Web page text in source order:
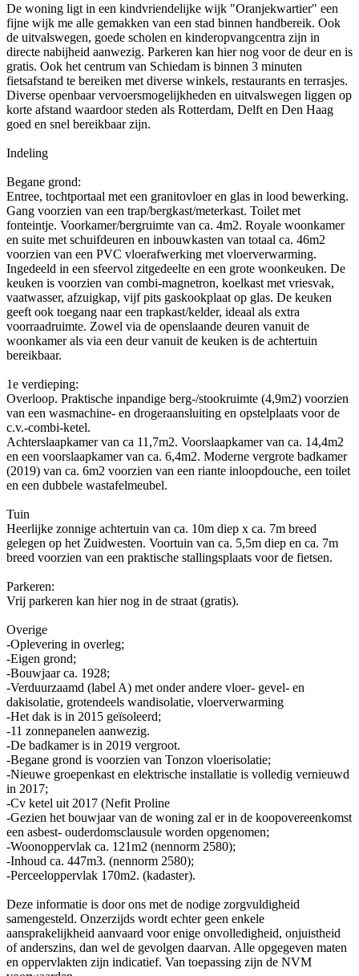
De woning ligt in een kindvriendelijke wijk "Oranjekwartier" een
fijne wijk me alle gemakken van een stad binnen handbereik. Ook
de uitvalswegen, goede scholen en kinderopvangcentra zijn in
directe nabijheid aanwezig. Parkeren kan hier nog voor de deur en is
gratis. Ook het centrum van Schiedam is binnen 3 minuten
fietsafstand te bereiken met diverse winkels, restaurants en terrasjes.
Diverse openbaar vervoersmogelijkheden en uitvalswegen liggen op
korte afstand waardoor steden als Rotterdam, Delft en Den Haag
goed en snel bereikbaar zijn.
Indeling
Begane grond:
Entree, tochtportaal met een granitovloer en glas in lood bewerking.
Gang voorzien van een trap/bergkast/meterkast. Toilet met
fonteintje. Voorkamer/bergruimte van ca. 4m2. Royale woonkamer
en suite met schuifdeuren en inbouwkasten van totaal ca. 46m2
voorzien van een PVC vloerafwerking met vloerverwarming.
Ingedeeld in een sfeervol zitgedeelte en een grote woonkeuken. De
keuken is voorzien van combi-magnetron, koelkast met vriesvak,
vaatwasser, afzuigkap, vijf pits gaskookplaat op glas. De keuken
geeft ook toegang naar een trapkast/kelder, ideaal als extra
voorraadruimte. Zowel via de openslaande deuren vanuit de
woonkamer als via een deur vanuit de keuken is de achtertuin
bereikbaar.
1e verdieping:
Overloop. Praktische inpandige berg-/stookruimte (4,9m2) voorzien
van een wasmachine- en drogeraansluiting en opstelplaats voor de
c.v.-combi-ketel.
Achterslaapkamer van ca 11,7m2. Voorslaapkamer van ca. 14,4m2
en een voorslaapkamer van ca. 6,4m2. Moderne vergrote badkamer
(2019) van ca. 6m2 voorzien van een riante inloopdouche, een toilet
en een dubbele wastafelmeubel.
Tuin
Heerlijke zonnige achtertuin van ca. 10m diep x ca. 7m breed
gelegen op het Zuidwesten. Voortuin van ca. 5,5m diep en ca. 7m
breed voorzien van een praktische stallingsplaats voor de fietsen.
Parkeren:
Vrij parkeren kan hier nog in de straat (gratis).
Overige
-Oplevering in overleg;
-Eigen grond;
-Bouwjaar ca. 1928;
-Verduurzaamd (label A) met onder andere vloer- gevel- en
dakisolatie, grotendeels wandisolatie, vloerverwarming
-Het dak is in 2015 geïsoleerd;
-11 zonnepanelen aanwezig.
-De badkamer is in 2019 vergroot.
-Begane grond is voorzien van Tonzon vloerisolatie;
-Nieuwe groepenkast en elektrische installatie is volledig vernieuwd
in 2017;
-Cv ketel uit 2017 (Nefit Proline
-Gezien het bouwjaar van de woning zal er in de koopovereenkomst
een asbest- ouderdomsclausule worden opgenomen;
-Woonoppervlak ca. 121m2 (nennorm 2580);
-Inhoud ca. 447m3. (nennorm 2580);
-Perceeloppervlak 170m2. (kadaster).
Deze informatie is door ons met de nodige zorgvuldigheid
samengesteld. Onzerzijds wordt echter geen enkele
aansprakelijkheid aanvaard voor enige onvolledigheid, onjuistheid
of anderszins, dan wel de gevolgen daarvan. Alle opgegeven maten
en oppervlakten zijn indicatief. Van toepassing zijn de NVM